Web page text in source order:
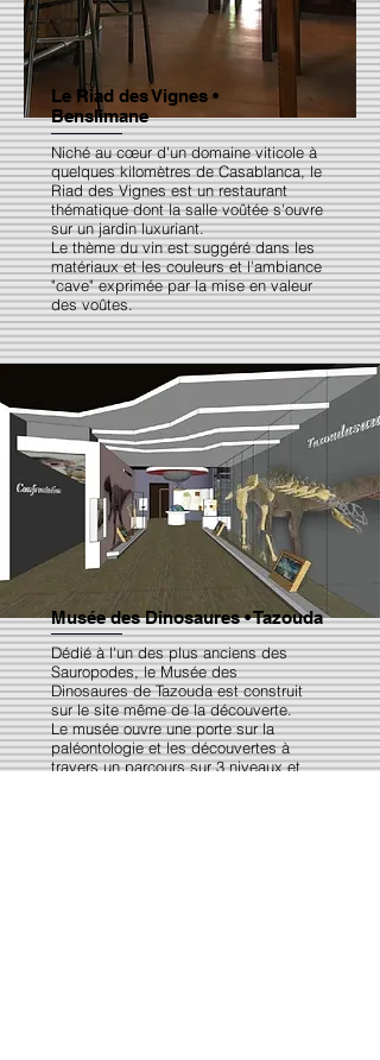
Le Riad des Vignes •
Benslimane
Niché au cœur d'un domaine viticole à
quelques kilomètres de Casablanca, le
Riad des Vignes est un restaurant
thématique dont la salle voûtée s'ouvre
sur un jardin luxuriant.
Le thème du vin est suggéré dans les
matériaux et les couleurs et l'ambiance
"cave" exprimée par la mise en valeur
des voûtes.
Musée des Dinosaures • Tazouda
Dédié à l'un des plus anciens des
Sauropodes, le Musée des
Dinosaures de Tazouda est construit
sur le site même de la découverte.
Le musée ouvre une porte sur la
paléontologie et les découvertes à
travers un parcours sur 3 niveaux et